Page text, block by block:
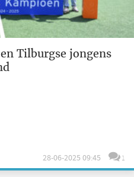
Tilburgse jongens
28-06-2025 09:45 1